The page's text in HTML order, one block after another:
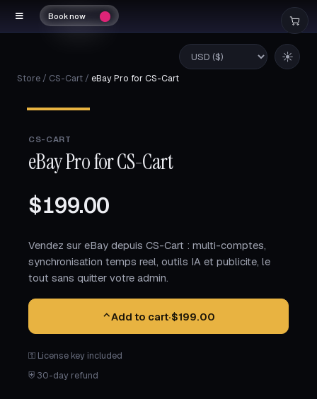
Book now
☀
Store / CS-Cart / eBay Pro for CS-Cart
CS-CART
eBay Pro for CS-Cart
$199.00
Vendez sur eBay depuis CS-Cart : multi-comptes,
synchronisation temps reel, outils IA et publicite, le
tout sans quitter votre admin.
⌃Add to cart·$199.00
⚿ License key included
⛨ 30-day refund